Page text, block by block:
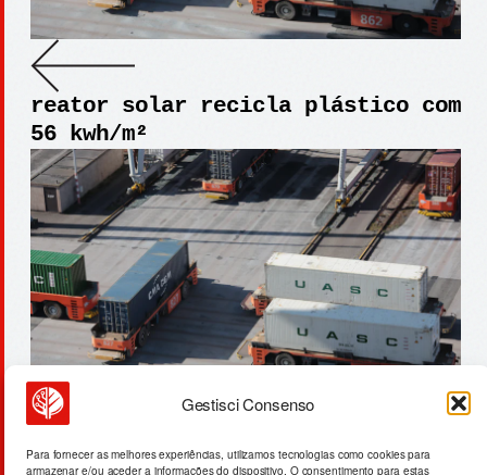
Gestisci Consenso
Para fornecer as melhores experiências, utilizamos tecnologias como cookies para
armazenar e/ou aceder a informações do dispositivo. O consentimento para estas
reator solar recicla plástico com
56 kwh/m²
vazamento claude: 512k linhas de